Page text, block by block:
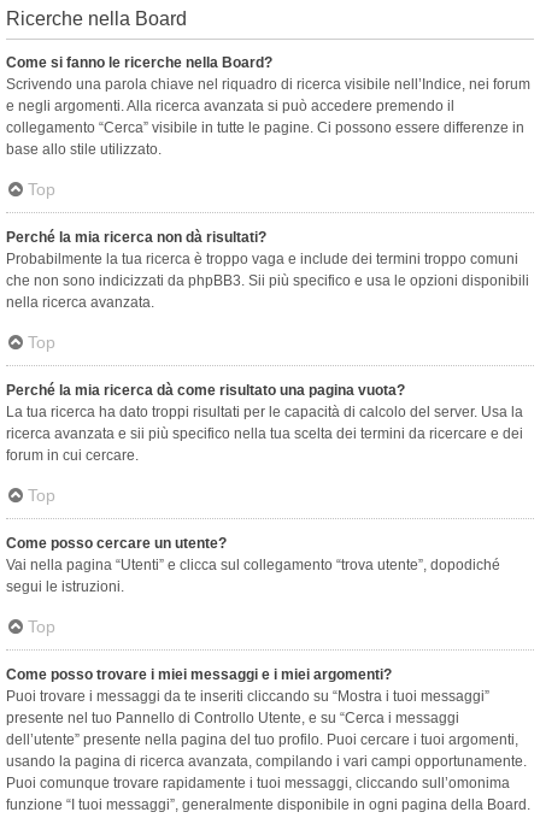
Ricerche nella Board
Come si fanno le ricerche nella Board?
Scrivendo una parola chiave nel riquadro di ricerca visibile nell’Indice, nei forum
e negli argomenti. Alla ricerca avanzata si può accedere premendo il
collegamento “Cerca” visibile in tutte le pagine. Ci possono essere differenze in
base allo stile utilizzato.
Top
Perché la mia ricerca non dà risultati?
Probabilmente la tua ricerca è troppo vaga e include dei termini troppo comuni
che non sono indicizzati da phpBB3. Sii più specifico e usa le opzioni disponibili
nella ricerca avanzata.
Top
Perché la mia ricerca dà come risultato una pagina vuota?
La tua ricerca ha dato troppi risultati per le capacità di calcolo del server. Usa la
ricerca avanzata e sii più specifico nella tua scelta dei termini da ricercare e dei
forum in cui cercare.
Top
Come posso cercare un utente?
Vai nella pagina “Utenti” e clicca sul collegamento “trova utente”, dopodiché
segui le istruzioni.
Top
Come posso trovare i miei messaggi e i miei argomenti?
Puoi trovare i messaggi da te inseriti cliccando su “Mostra i tuoi messaggi”
presente nel tuo Pannello di Controllo Utente, e su “Cerca i messaggi
dell’utente” presente nella pagina del tuo profilo. Puoi cercare i tuoi argomenti,
usando la pagina di ricerca avanzata, compilando i vari campi opportunamente.
Puoi comunque trovare rapidamente i tuoi messaggi, cliccando sull’omonima
funzione “I tuoi messaggi”, generalmente disponibile in ogni pagina della Board.